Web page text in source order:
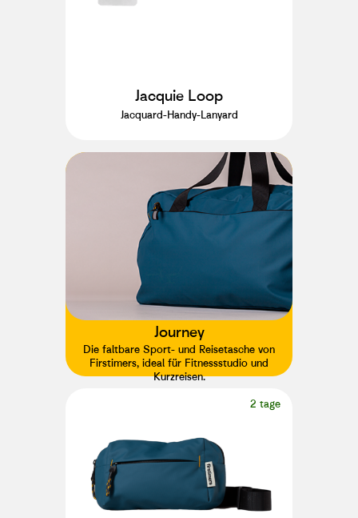
Jacquie Loop
Jacquard-Handy-Lanyard
Journey
Die faltbare Sport- und Reisetasche von
Firstimers, ideal für Fitnessstudio und
Kurzreisen.
2 tage